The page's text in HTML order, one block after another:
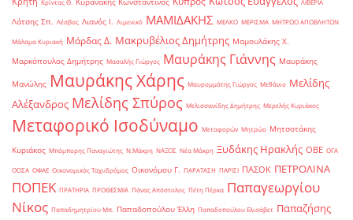
Κρίντας Θ. ΛΙΒΕΡΙΑ
Λάτσης Σπ. Λέσβος Λιανός Ι. Λιμενικό ΜΑΜΙΔΑΚΗΣ ΜΕΛΚΟ ΜΕΡΙΣΜΑ ΜΗΤΡΩΟ ΑΠΟΒΛΗΤΩΝ
Μάλαμα Κυριακή Μάρδας Δ. Μακρυβέλιος Δημήτρης Μαμουλάκης Χ.
Μαρκόπουλος Δημήτρης Μασαλής Γιώργος Μαυράκης Γιάννης Μαυράκης
Μανώλης Μαυράκης Χάρης Μαυρομμάτης Γιώργος Μεθάνιο Μελίδης
Αλέξανδρος Μελίδης Σπύρος Μελισσανίδης Δημήτρης Μερελής Κυριάκος
Μεταφορικό Ισοδύναμο Μεταφορών Μητρώο Μητσοτάκης
Κυριάκος Μπόμπορης Παναγιώτης Ν.Μάκρη ΝΑΞΟΣ Νέα Μάκρη Ξυδάκης Ηρακλής ΟΒΕ ΟΓΑ
ΟΟΣΑ ΟΦΑΕ Οικονομικός Ταχυδρόμος Οικονόμου Γ. ΠΑΡΑΤΑΣΗ ΠΑΡΙΣΙ ΠΑΣΟΚ ΠΕΤΡΟΛΙΝΑ
ΠΟΠΕΚ ΠΡΑΤΗΡΙΑ ΠΡΟΘΕΣΜΙΑ Πάνας Απόστολος Πέτη Πέρκα Παπαγεωργίου
Νίκος Παπαδημητρίου Μπ. Παπαδοπούλου Έλλη Παπαδοπούλου Ελισάβετ Παπαζήσης